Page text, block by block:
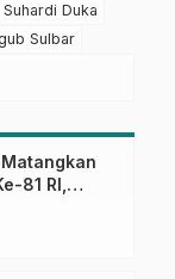
Suhardi Duka
Sulbar
81 RI,
Lapangan